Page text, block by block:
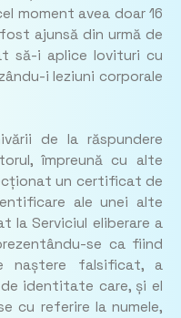
moment avea doar 16
ajunsă din urmă de
să-i aplice lovituri cu
i leziuni corporale
de la răspundere
împreună cu alte
un certificat de
ale unei alte
la Serviciul eliberare a
se ca fiind
naștere falsificat, a
identitate care, și el
cu referire la numele,